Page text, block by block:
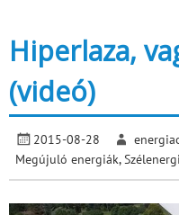
Hiperlaza,
(videó)
2015-08-28
Megújuló energiák,